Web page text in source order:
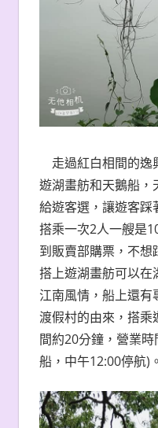
走過紅白相間的逸
遊湖畫舫和天鵝船，
給遊客選，讓遊客踩
搭乘一次2人一艘是
到販賣部購票，不想
搭上遊湖畫舫可以在
江南風情，船上還
渡假村的由來，搭乘
間約20分鐘，營業
船，中午12:00停航)。